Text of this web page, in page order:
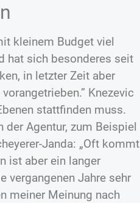
kleinem Budget viel
hat sich besonderes seit
in letzter Zeit aber
Knezevic
stattfinden muss.
der Agentur, zum Beispiel
Janda: „Oft kommt
ist aber ein langer
vergangenen Jahre sehr
meiner Meinung nach